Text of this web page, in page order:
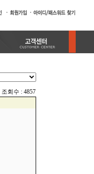
조회수 : 4857